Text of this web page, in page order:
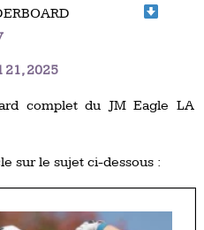
21, 2025
complet du JM Eagle LA
sur le sujet ci-dessous :